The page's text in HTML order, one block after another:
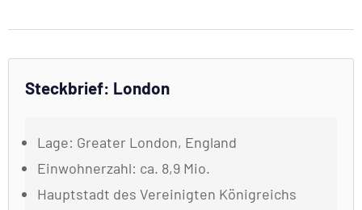
Steckbrief: London
Lage: Greater London, England
Einwohnerzahl: ca. 8,9 Mio.
Hauptstadt des Vereinigten Königreichs